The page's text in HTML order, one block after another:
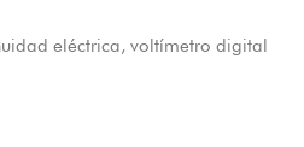
eléctrica, voltímetro digital